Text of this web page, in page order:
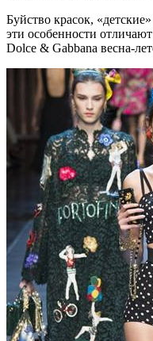
Буйство красок,
эти особенности
Dolce & Gabbana весна-